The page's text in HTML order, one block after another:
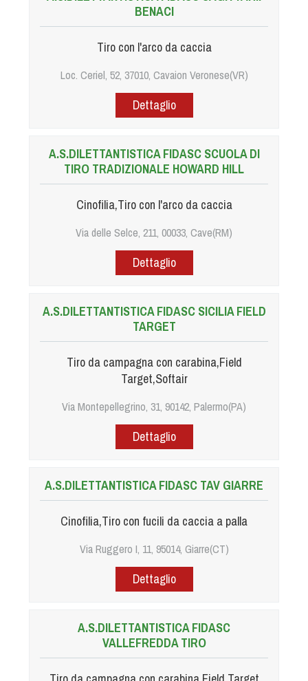
BENACI
Tiro con l'arco da caccia
Loc. Ceriel, 52, 37010, Cavaion Veronese(VR)
Dettaglio
A.S.DILETTANTISTICA FIDASC SCUOLA DI
TIRO TRADIZIONALE HOWARD HILL
Cinofilia,Tiro con l'arco da caccia
Via delle Selce, 211, 00033, Cave(RM)
Dettaglio
A.S.DILETTANTISTICA FIDASC SICILIA FIELD
TARGET
Tiro da campagna con carabina,Field
Target,Softair
Via Montepellegrino, 31, 90142, Palermo(PA)
Dettaglio
A.S.DILETTANTISTICA FIDASC TAV GIARRE
Cinofilia,Tiro con fucili da caccia a palla
Via Ruggero I, 11, 95014, Giarre(CT)
Dettaglio
A.S.DILETTANTISTICA FIDASC
VALLEFREDDA TIRO
Freestyle
Protezione civile Sportiva
Cinofilia Venatoria
Sleddog